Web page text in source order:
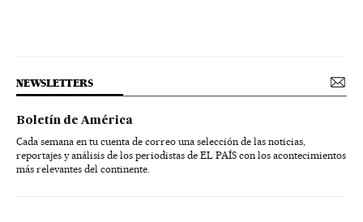
NEWSLETTERS
Boletín de América
Cada semana en tu cuenta de correo una selección de las noticias,
reportajes y análisis de los periodistas de EL PAÍS con los acontecimientos
más relevantes del continente.